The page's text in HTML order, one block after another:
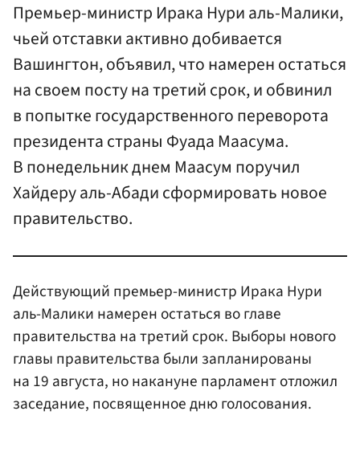
Премьер-министр Ирака Нури аль-Малики,
чьей отставки активно добивается
Вашингтон, объявил, что намерен остаться
на своем посту на третий срок, и обвинил
в попытке государственного переворота
президента страны Фуада Маасума.
В понедельник днем Маасум поручил
Хайдеру аль-Абади сформировать новое
правительство.
Действующий премьер-министр Ирака Нури
аль-Малики намерен остаться во главе
правительства на третий срок. Выборы нового
главы правительства были запланированы
на 19 августа, но накануне парламент отложил
заседание, посвященное дню голосования.